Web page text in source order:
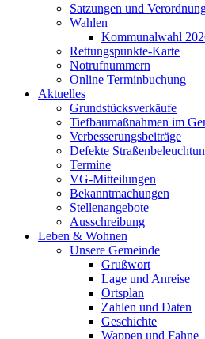
Satzungen und
Wahlen
Kommunalwahl
Rettungspunkte-Karte
Notrufnummern
Online Terminbuchung
Aktuelles
Grundstücksverkäufe
Tiefbaumaßnahmen im
Verbesserungsbeiträge
Defekte
Termine
VG-Mitteilungen
Bekanntmachungen
Stellenangebote
Ausschreibung
Leben & Wohnen
Unsere Gemeinde
Grußwort
Lage und Anreise
Ortsplan
Zahlen und Daten
Geschichte
Wappen und Fahne